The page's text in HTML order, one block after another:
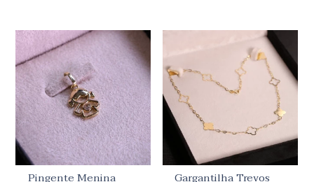
Pingente Menina Gargantilha Trevos